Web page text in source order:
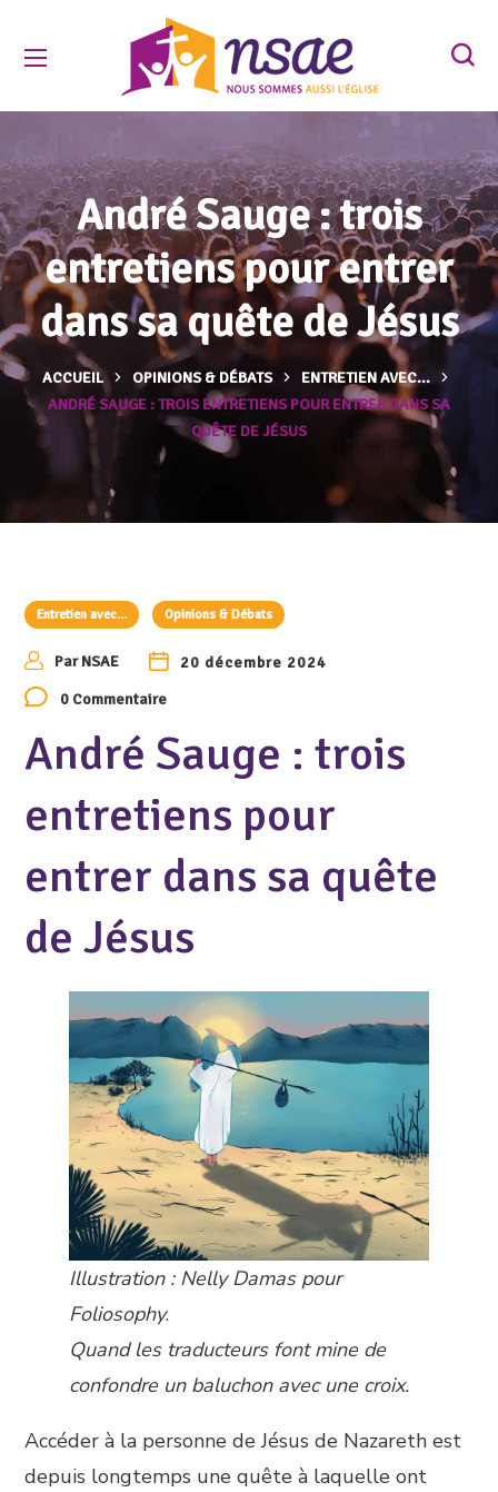
André Sauge : trois
entretiens pour entrer
dans sa quête de Jésus
ACCUEIL OPINIONS & DÉBATS
ENTRETIEN AVEC...
ANDRÉ SAUGE : TROIS ENTRETIENS POUR ENTRER DANS SA
QUÊTE DE JÉSUS
Entretien avec... Opinions & Débats
ParNSAE
20 décembre 2024
0 Commentaire
André Sauge : trois
entretiens pour
entrer dans sa quête
de Jésus
Illustration : Nelly Damas pour
Foliosophy.
Quand les traducteurs font mine de
confondre un baluchon avec une croix.
Accéder à la personne de Jésus de Nazareth est
depuis longtemps une quête à laquelle ont